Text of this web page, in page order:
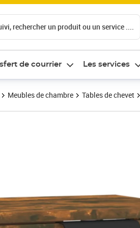
rechercher un produit ou un service ....
de courrier Les services
Meubles de chambre Tables de chevet